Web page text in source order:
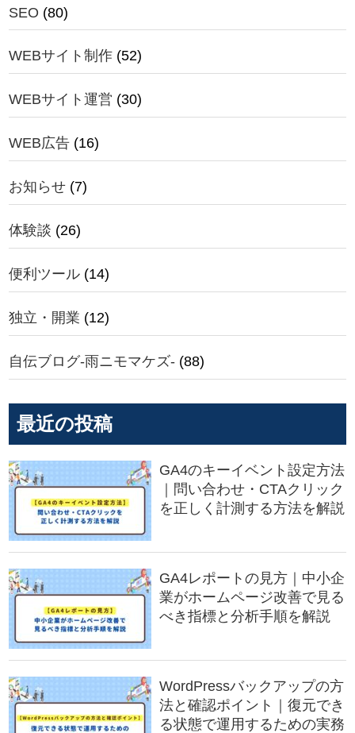
SEO (80)
WEBサイト制作 (52)
WEBサイト運営 (30)
WEB広告 (16)
お知らせ (7)
体験談 (26)
便利ツール (14)
独立・開業 (12)
自伝ブログ-雨ニモマケズ- (88)
最近の投稿
GA4のキーイベント設定方法
｜問い合わせ・CTAクリック
を正しく計測する方法を解説
GA4レポートの見方｜中小企
業がホームページ改善で見る
べき指標と分析手順を解説
WordPressバックアップの方
法と確認ポイント｜復元でき
る状態で運用するための実務